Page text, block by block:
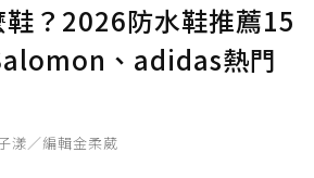
？2026防水鞋推薦15
、adidas熱門
漾／編輯金柔葳